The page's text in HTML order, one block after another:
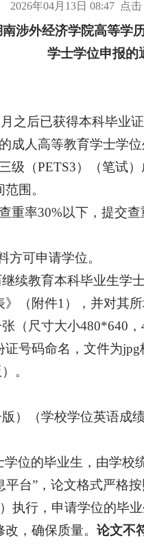
2026年04月13日 08:47 点
涉外经济学院高等学
学士学位申报的
之后已获得本科毕业
成人高等教育学士学
级（PETS3）（笔试
围。
重率30%以下，提交
方可申请学位。
续教育本科毕业生学
（附件1），并对其
（尺寸大小480*640
证号码命名，文件为
。
）（学校学位英语成
位的毕业生，由学校
台”，论文格式严格
执行，申请学位的毕
，确保质量。 论文不